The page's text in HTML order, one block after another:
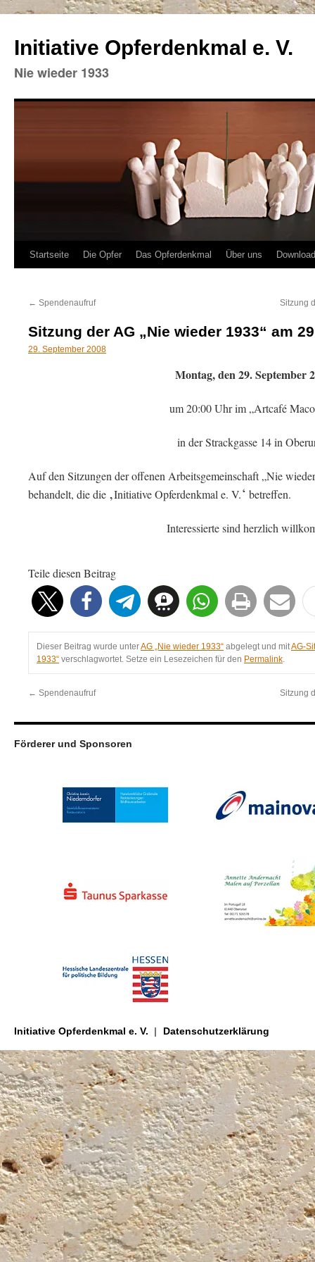
Initiative Opferdenkmal e. V.
Nie wieder 1933
Zum
springen
Startseite Die Opfer Das Opferdenkmal Über uns
← Spendenaufruf Sitzung
Sitzung der AG „Nie wieder 1933“ am
29. September 2008
Montag, den 29. September
um 20:00 Uhr im „Artcafé
in der Strackgasse 14 in
Auf den Sitzungen der offenen Arbeitsgemeinschaft „Nie
behandelt, die die ‚Initiative Opferdenkmal e. V.‘ betreffen.
Interessierte sind herzlich
Teile diesen Beitrag
Dieser Beitrag wurde unterAG „Nie wieder 1933“ abgelegt und mitAG-
1933“ verschlagwortet. Setze ein Lesezeichen für den Permalink.
← Spendenaufruf Sitzung
Förderer und Sponsoren
Initiative Opferdenkmal e. V. Datenschutzerklärung